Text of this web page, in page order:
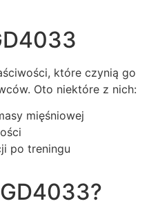
które czynią go
Oto niektóre z nich:
mięśniowej
po treningu